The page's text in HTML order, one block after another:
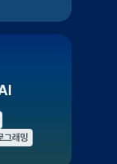
그래밍